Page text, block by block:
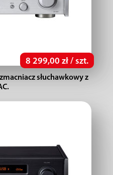
8 299,00 zł / szt.
słuchawkowy z